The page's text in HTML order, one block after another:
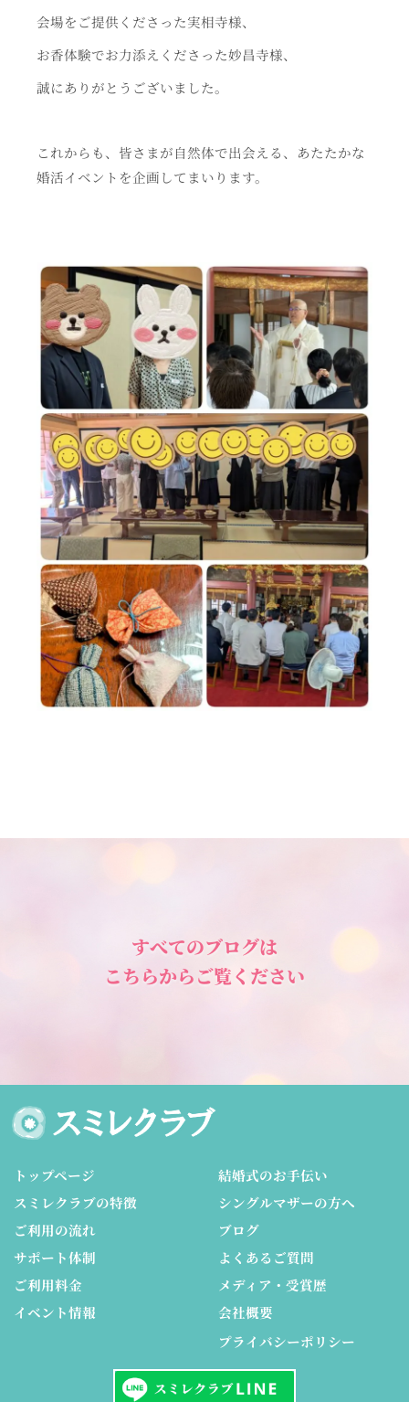
会場をご提供くださった実相寺様、
お香体験でお力添えくださった妙昌寺様、
誠にありがとうございました。
これからも、皆さまが自然体で出会える、あたたかな
婚活イベントを企画してまいります。
すべてのブログは
こちらからご覧ください
トップページ
スミレクラブの特徴
ご利用の流れ
サポート体制
ご利用料金
イベント情報
結婚式のお手伝い
シングルマザーの方へ
ブログ
よくあるご質問
メディア・受賞歴
会社概要
プライバシーポリシー